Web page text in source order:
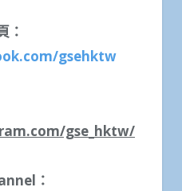
：
gsehktw
gse_hktw/
：